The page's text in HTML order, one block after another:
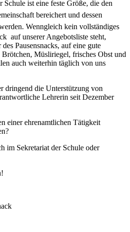
Schule ist eine feste Größe, die den
bereichert und dessen
Wenngleich kein vollständiges
auf unserer Angebotsliste steht,
Pausensnacks, auf eine gute
Brötchen, Müsliriegel, frisches Obst und
auch weiterhin täglich von uns
dringend die Unterstützung von
Lehrerin seit Dezember
einer ehrenamtlichen Tätigkeit
im Sekretariat der Schule oder